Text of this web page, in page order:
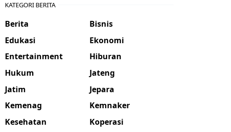
KATEGORI BERITA
Berita
Bisnis
Edukasi
Ekonomi
Entertainment
Hiburan
Hukum
Jateng
Jatim
Jepara
Kemenag
Kemnaker
Kesehatan
Koperasi